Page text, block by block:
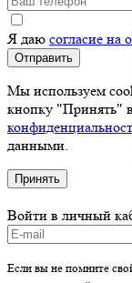
Я даю согласие на
Отправить
Мы используем
кнопку "Принять"
данными.
Принять
Войти в личный
Если вы не помните